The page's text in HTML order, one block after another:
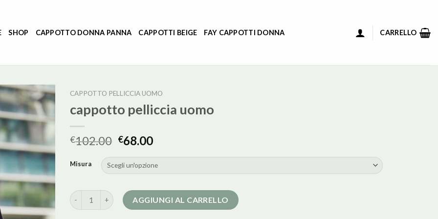
SHOP CAPPOTTO DONNA PANNA CAPPOTTI BEIGE FAY CAPPOTTI DONNA CARRELLO
CAPPOTTO PELLICCIA UOMO
cappotto pelliccia uomo
€102.00 €68.00
Misura
cappotto pelliccia uomo quantitàAGGIUNGI AL CARRELLO